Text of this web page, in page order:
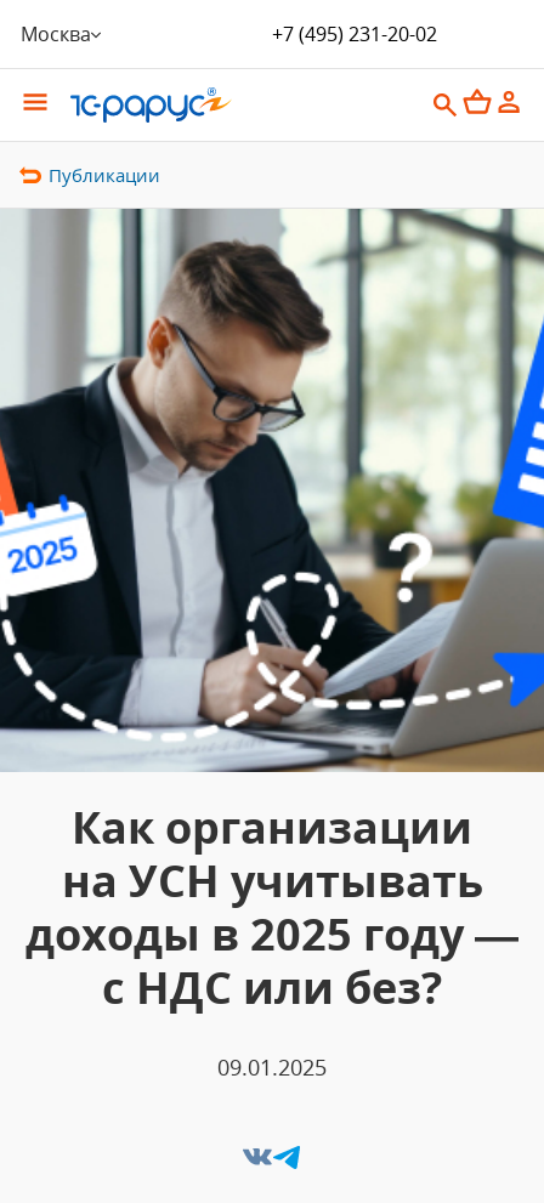
Москва +7 (495) 231-20-02
Публикации
Как организации
на УСН учитывать
доходы в 2025 году —
с НДС или без?
09.01.2025